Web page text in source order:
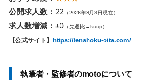
公開求人数： 22 （2026年8月3日現在）
求人数増減： ±0 （先週比→keep）
【公式サイト】 https://tenshoku-oita.com/
執筆者・監修者のmotoについて